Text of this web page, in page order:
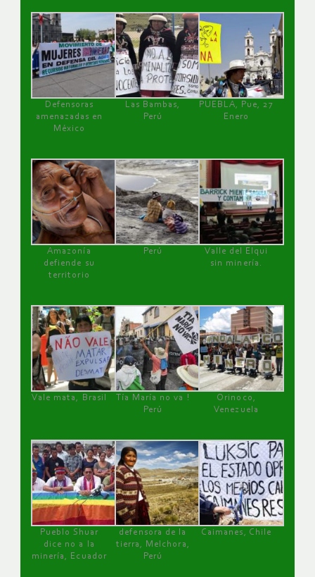
Defensoras
amenazadas en
México
Las Bambas,
Perú
PUEBLA, Pue, 27
Enero
Amazonía
defiende su
territorio
Perú
Valle del Elqui
sin minería.
Vale mata, Brasil
Tía María no va !
Perú
Orinoco,
Venezuela
Pueblo Shuar
dice no a la
minería, Ecuador
defensora de la
tierra, Melchora,
Perú
Caimanes, Chile